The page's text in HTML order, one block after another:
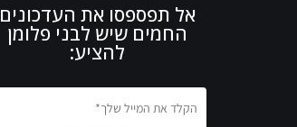
אל תפספסו את העדכונים
החמים שיש לבני פלומן
להציע: